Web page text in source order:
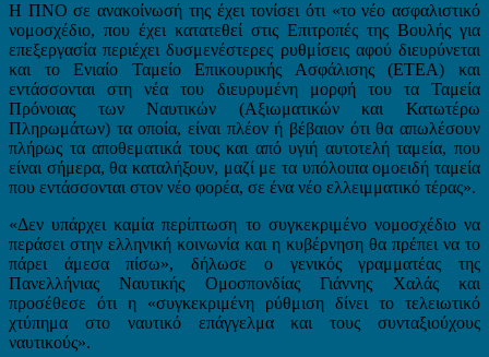
Η ΠΝΟ σε ανακοίνωσή της έχει τονίσει ότι «το νέο ασφαλιστικό
νομοσχέδιο, που έχει κατατεθεί στις Επιτροπές της Βουλής για
επεξεργασία περιέχει δυσμενέστερες ρυθμίσεις αφού διευρύνεται
και το Ενιαίο Ταμείο Επικουρικής Ασφάλισης (ΕΤΕΑ) και
εντάσσονται στη νέα του διευρυμένη μορφή του τα Ταμεία
Πρόνοιας των Ναυτικών (Αξιωματικών και Κατωτέρω
Πληρωμάτων) τα οποία, είναι πλέον ή βέβαιον ότι θα απωλέσουν
πλήρως τα αποθεματικά τους και από υγιή αυτοτελή ταμεία, που
είναι σήμερα, θα καταλήξουν, μαζί με τα υπόλοιπα ομοειδή ταμεία
που εντάσσονται στον νέο φορέα, σε ένα νέο ελλειμματικό τέρας».
«Δεν υπάρχει καμία περίπτωση το συγκεκριμένο νομοσχέδιο να
περάσει στην ελληνική κοινωνία και η κυβέρνηση θα πρέπει να το
πάρει άμεσα πίσω», δήλωσε ο γενικός γραμματέας της
Πανελλήνιας Ναυτικής Ομοσπονδίας Γιάννης Χαλάς και
προσέθεσε ότι η «συγκεκριμένη ρύθμιση δίνει το τελειωτικό
χτύπημα στο ναυτικό επάγγελμα και τους συνταξιούχους
ναυτικούς».